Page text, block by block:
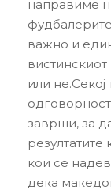
направиме
важно и
или
заврши, за
кои се
дека